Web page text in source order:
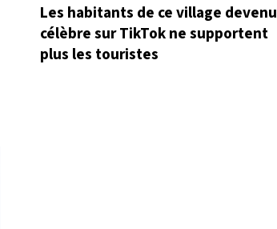
Les habitants de ce village devenu
célèbre sur TikTok ne supportent
plus les touristes